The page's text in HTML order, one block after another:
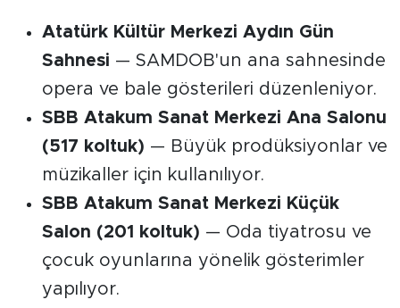
Atatürk Kültür Merkezi Aydın Gün
Sahnesi — SAMDOB'un ana sahnesinde
opera ve bale gösterileri düzenleniyor.
SBB Atakum Sanat Merkezi Ana Salonu
(517 koltuk) — Büyük prodüksiyonlar ve
müzikaller için kullanılıyor.
SBB Atakum Sanat Merkezi Küçük
Salon (201 koltuk) — Oda tiyatrosu ve
çocuk oyunlarına yönelik gösterimler
yapılıyor.